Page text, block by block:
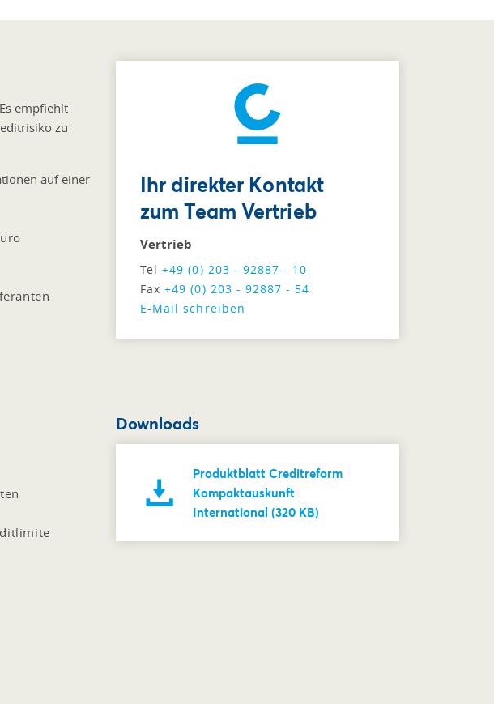
empfiehlt
zu
auf einer
Ihr direkter Kontakt
zum Team Vertrieb
Vertrieb
Tel+49 (0) 203 - 92887 - 10
Fax+49 (0) 203 - 92887 - 54
E-Mail schreiben
Downloads
Produktblatt Creditreform
Kompaktauskunft
International (320 KB)